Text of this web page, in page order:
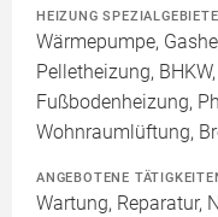
HEIZUNG SPEZIALGEBIETE
Wärmepumpe,
Pelletheizung,
Fußbodenheizung,
Wohnraumlüftung,
ANGEBOTENE
Wartung, Reparatur,